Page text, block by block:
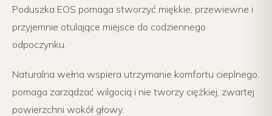
Poduszka EOS pomaga stworzyć miękkie, przewiewne i
przyjemnie otulające miejsce do codziennego
odpoczynku.
Naturalna wełna wspiera utrzymanie komfortu cieplnego,
pomaga zarządzać wilgocią i nie tworzy ciężkiej, zwartej
powierzchni wokół głowy.